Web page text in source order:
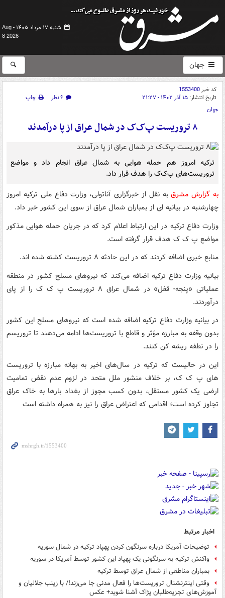
شنبه ۱۷ مرداد ۱۴۰۵ -
Aug
8 2026
جهان
کد خبر1553400
تاریخ انتشار: ۱۵ آذر ۱۴۰۲ - ۲۱:۲۷ ۶ نظر
چاپ
جهان
۸ تروریست پ‌ک‌ک در شمال عراق از پا درآمدند
ترکیه امروز هم حمله هوایی به شمال عراق انجام داد و مواضع
تروریست‌های پ‌ک‌ک را هدف قرار داد.
به گزارش مشرقبه نقل از خبرگزاری آناتولی، وزارت دفاع ملی ترکیه امروز
چهارشنبه در بیانیه‌ ای از بمباران شمال عراق از سوی این کشور خبر داد.
وزارت دفاع ترکیه در این ارتباط اعلام کرد که در جریان حمله هوایی مذکور
مواضع پ ک ک هدف قرار گرفته است.
منابع خبری اضافه کردند که در این حادثه ۸ تروریست کشته شده اند.
بیانیه وزارت دفاع ترکیه اضافه می‌کند که نیروهای مسلح کشور در منطقه
عملیاتی «پنجه- قفل» در شمال عراق ۸ تروریست پ ک ک را از پای
درآوردند.
در بیانیه وزارت دفاع ترکیه اضافه شده است که نیروهای مسلح این کشور
بدون وقفه به مبارزه مؤثر و قاطع با تروریست‌ها ادامه می‌دهند تا تروریسم
را در نطفه ریشه کن کنند.
این در حالیست که ترکیه در سال‌های اخیر به بهانه مبارزه با تروریست
های پ ک ک، بر خلاف منشور ملل متحد در لزوم عدم نقض تمامیت
ارضی یک کشور مستقل، بدون کسب مجوز از بغداد بارها به خاک عراق
تجاوز کرده است؛ اقدامی که اعتراض عراق را نیز به همراه داشته است
اخبار مرتبط
توضیحات آمریکا درباره سرنگون کردن پهپاد ترکیه در شمال سوریه
واکنش ترکیه به سرنگونی یک پهپاد این کشور توسط آمریکا در سوریه
بمباران مناطقی از شمال عراق توسط ترکیه
وقتی اینترنشنال تروریست‌ها را فعال مدنی جا می‌زند!/ با زینب جلالیان و
آموزش‌های تجزیه‌طلبان پژاک آشنا شوید+ عکس